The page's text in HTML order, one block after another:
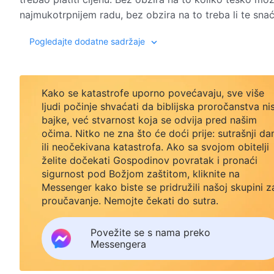
najmukotrpnijem radu, bez obzira na to treba li te
stvarno davanje sebe i istinska primjena težnje za
što zabrinjava jest da nekim ljudima nedostaje vjere.
Konačno, u ovoj etapi djela u posljednjem dobu, Bog
primjenjivati. Tražiti od ljudi da teže istini u ovom
im stvari; to je, naprotiv, nešto što su sposobni
s druge strane, ljudi imaju dovoljne uvjete i dovoljan
uspije zadobiti istinu, to je zato što su njegovi
svaku kaznu koju pretrpi, svaki ishod koji dobije,
Za Boga ne postoje pojmovi poput sažaljenja ili
trebala imati i određuje kakav je ovaj život i budući
temelju zakona i pravila koje je On uspostavio,
jednostavno.
Boga ne zanima koliko će ljudi preživjeti niti koliko
To vam govori da Bog nije unaprijed odredio
kao što to čini sada; On postupa sa svakom
obilje prilika i obilje milosti i obilnu mjeru Svojih riječi
pravedan prema svakoj osobi. Ako težiš istini i
Pogledajte dodatne sadržaje
Kako se katastrofe uporno povećavaju, sve više
ljudi počinje shvaćati da biblijska proročanstva
bajke, već stvarnost koja se odvija pred našim
očima. Nitko ne zna što će doći prije: sutrašnji
ili neočekivana katastrofa. Ako sa svojom obitelji
želite dočekati Gospodinov povratak i pronaći
sigurnost pod Božjom zaštitom, kliknite na
Messenger kako biste se pridružili našoj skupini
proučavanje. Nemojte čekati do sutra.
Povežite se s nama preko
Messengera